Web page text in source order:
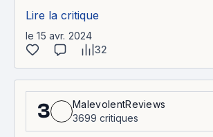
Lire la critique
le 15 avr. 2024
32
3
MalevolentReviews
3699 critiques